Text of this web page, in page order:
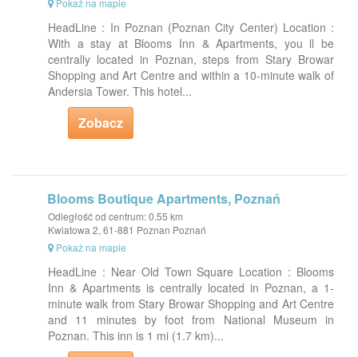
Pokaż na mapie
HeadLine : In Poznan (Poznan City Center) Location :
With a stay at Blooms Inn & Apartments, you ll be
centrally located in Poznan, steps from Stary Browar
Shopping and Art Centre and within a 10-minute walk of
Andersia Tower. This hotel...
Zobacz
Blooms Boutique Apartments, Poznań
Odległość od centrum: 0.55 km
Kwiatowa 2, 61-881 Poznan Poznań
Pokaż na mapie
HeadLine : Near Old Town Square Location : Blooms
Inn & Apartments is centrally located in Poznan, a 1-
minute walk from Stary Browar Shopping and Art Centre
and 11 minutes by foot from National Museum in
Poznan. This inn is 1 mi (1.7 km)...